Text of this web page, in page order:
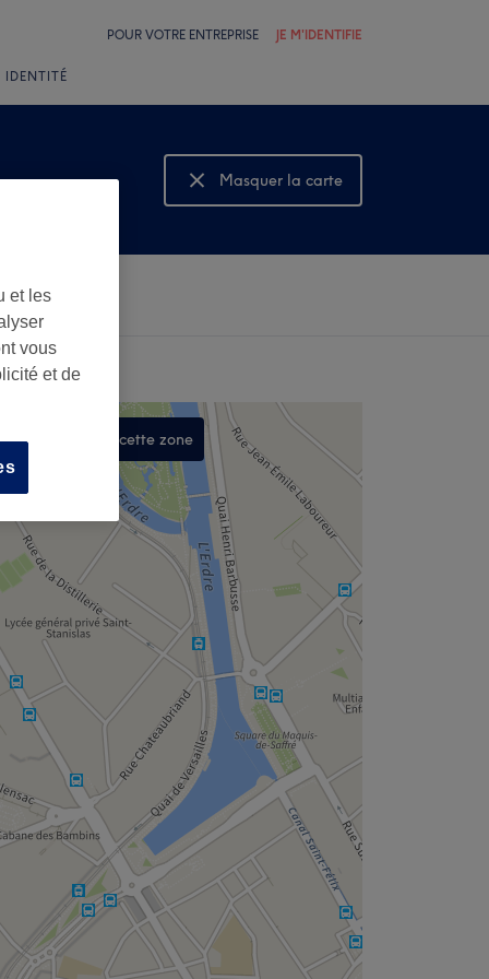
POUR VOTRE ENTREPRISE JE M'IDENTIFIE
IDENTITÉ
Masquer la carte
Montrer la carte
dans cette zone
et les
vous
et de